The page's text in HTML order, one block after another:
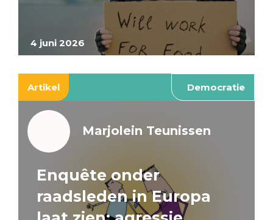
4 juni 2026
Artikel Democratie
Marjolein Teunissen
Enquête onder
raadsleden in Europa